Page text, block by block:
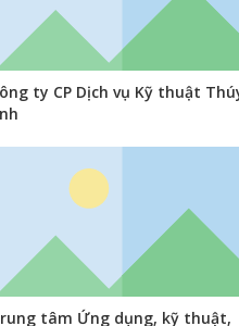
ty CP Dịch vụ Kỹ thuật
tâm Ứng dụng, kỹ thuật,